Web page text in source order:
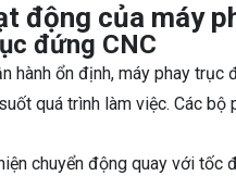
động của máy
đứng CNC
hành ổn định, máy phay
quá trình làm việc. Các
chuyển động quay với tốc